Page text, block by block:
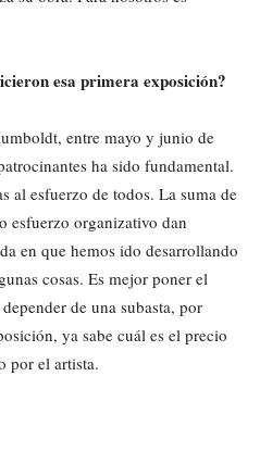
esa primera exposición?
entre mayo y junio de
ha sido fundamental.
al esfuerzo de todos. La suma de
esfuerzo organizativo dan
en que hemos ido desarrollando
cosas. Es mejor poner el
de una subasta, por
ya sabe cuál es el precio
por el artista.